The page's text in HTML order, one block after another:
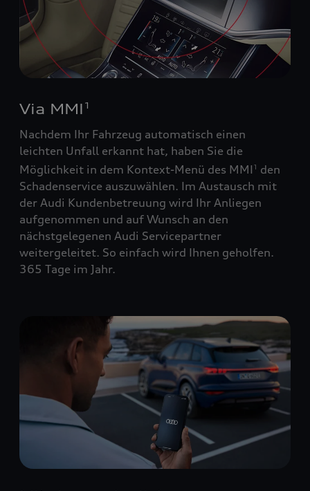
Via MMI 1
Nachdem Ihr Fahrzeug automatisch einen
leichten Unfall erkannt hat, haben Sie die
Möglichkeit in dem Kontext-Menü des MMI 1
den
Schadenservice auszuwählen. Im Austausch mit
der Audi Kundenbetreuung wird Ihr Anliegen
aufgenommen und auf Wunsch an den
nächstgelegenen Audi Servicepartner
weitergeleitet. So einfach wird Ihnen geholfen.
365 Tage im Jahr.